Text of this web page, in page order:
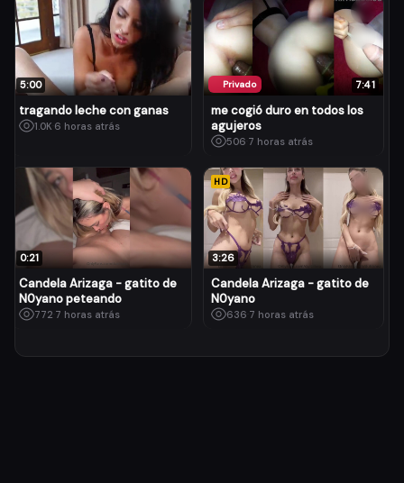
5:00
tragando leche con ganas
1.0K 6 horas atrás
Privado 7:41
me cogió duro en todos los
agujeros
506 7 horas atrás
0:21
Candela Arizaga - gatito de
N0yano peteando
772 7 horas atrás
HD
3:26
Candela Arizaga - gatito de
N0yano
636 7 horas atrás